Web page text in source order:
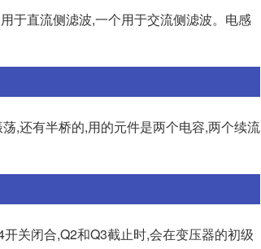
于直流侧滤波,一个用于交流侧滤波。电感
,还有半桥的,用的元件是两个电容,两个续流
关闭合,Q2和Q3截止时,会在变压器的初级